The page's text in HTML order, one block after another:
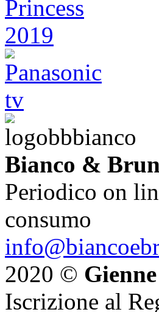
Bianco &
Periodico on
consumo
2020 ©
Iscrizione al